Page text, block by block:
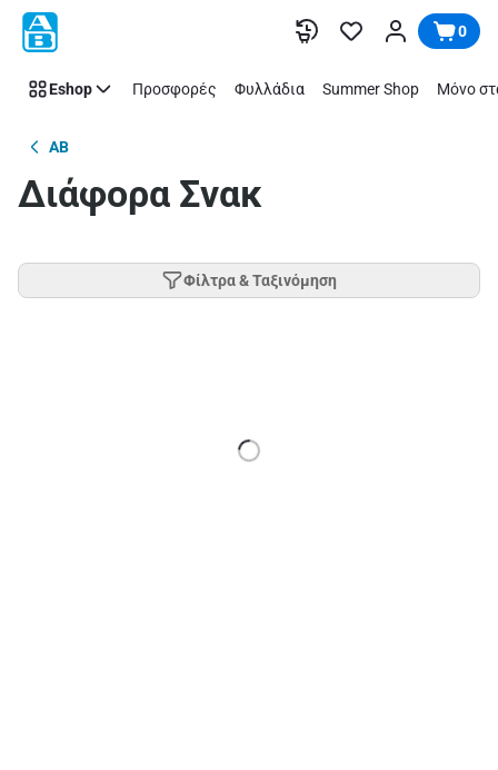
Παράλειψη 0
Eshop Προσφορές Φυλλάδια Summer Shop Μόνο
AB
Διάφορα Σνακ
Φίλτρα & Ταξινόμηση